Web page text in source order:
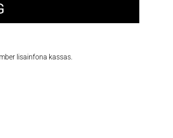
lisainfona kassas.